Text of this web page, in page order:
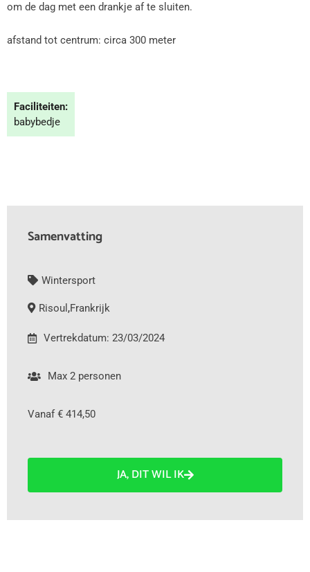
om de dag met een drankje af te sluiten.
afstand tot centrum: circa 300 meter
Faciliteiten:
babybedje
Samenvatting
Wintersport
Risoul ,Frankrijk
Vertrekdatum: 23/03/2024
Max 2 personen
Vanaf € 414,50
JA, DIT WIL IK